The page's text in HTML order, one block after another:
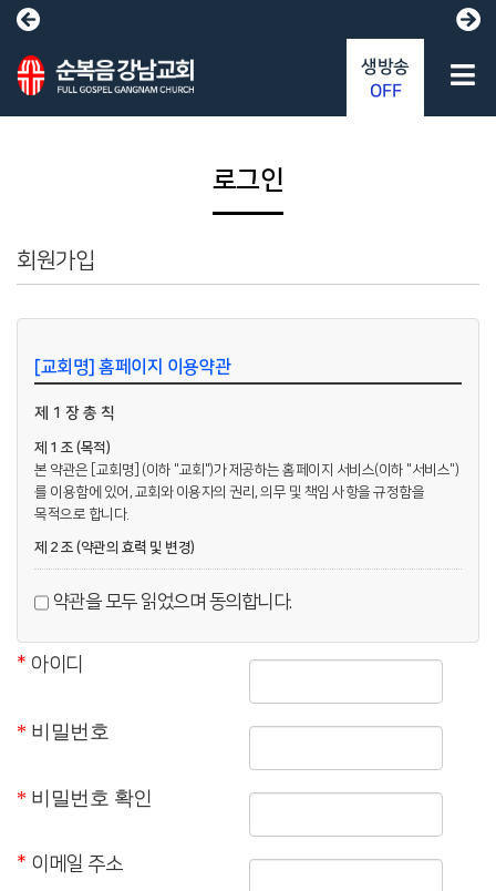
로그인
회원가입
[교회명] 홈페이지 이용약관
제 1 장 총 칙
제 1 조 (목적)
본 약관은 [교회명] (이하 "교회")가 제공하는 홈페이지 서비스(이하 "서비스")
를 이용함에 있어, 교회와 이용자의 권리, 의무 및 책임 사항을 규정함을
목적으로 합니다.
제 2 조 (약관의 효력 및 변경)
① 본 약관은 서비스 화면에 게시하거나 기타의 방법으로 공시함으로써
효력이 발생합니다.
② 교회는 관련 법령을 위배하지 않는 범위 내에서 본 약관을 개정할 수
효력 발생일 이후에도 서비스를 계속 이용할 경우, 약관의 변경 사항에 동의한
1. 이용자: 본 약관에 따라 교회가 제공하는 서비스를 이용하는 회원 및
비밀번호를 발급받은 자를 말합니다.
약관을 모두 읽었으며 동의합니다.
* 아이디
* 비밀번호
* 비밀번호 확인
* 이메일 주소
생방송
OFF